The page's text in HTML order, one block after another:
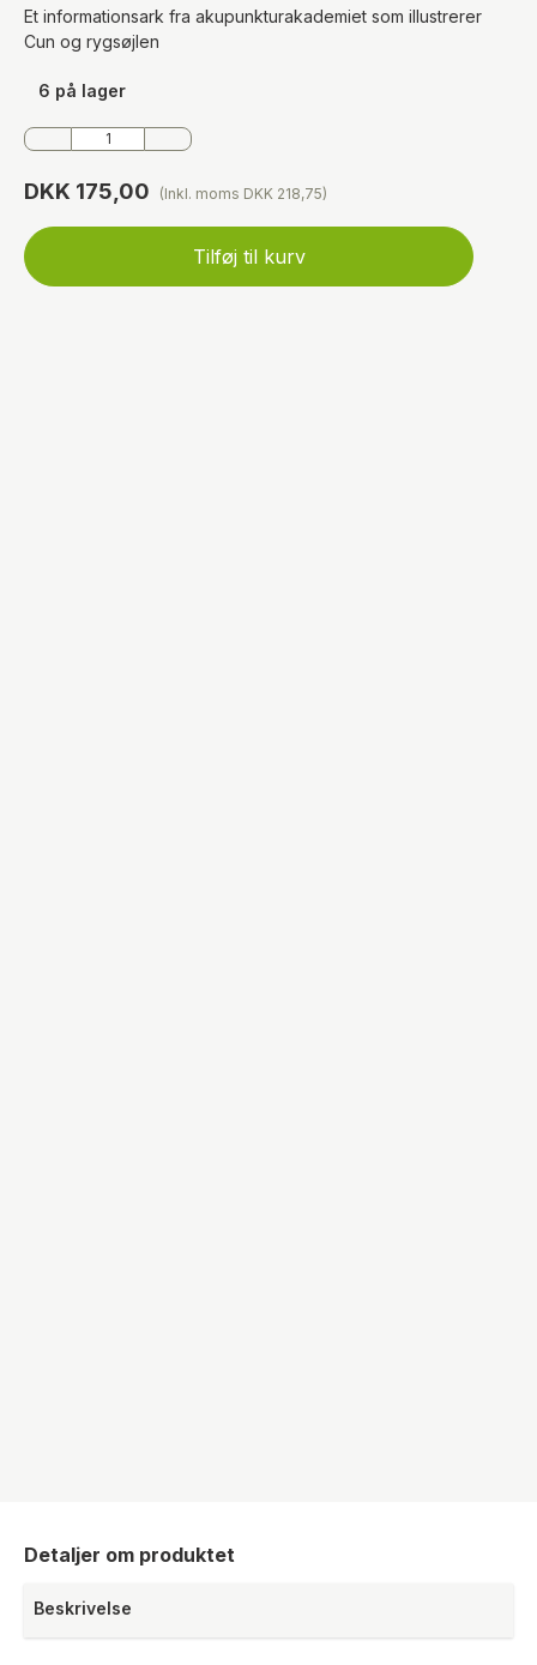
Et informationsark fra akupunkturakademiet som illustrerer
Cun og rygsøjlen
6 på lager
DKK 175,00 (Inkl. moms DKK 218,75)
Tilføj til kurv
Detaljer om produktet
Beskrivelse